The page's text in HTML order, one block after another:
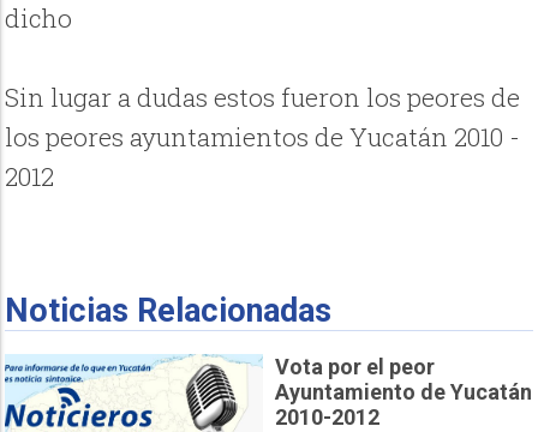
dicho
Sin lugar a dudas estos fueron los peores de
los peores ayuntamientos de Yucatán 2010 -
2012
Noticias Relacionadas
Vota por el peor
Ayuntamiento de Yucatán
2010-2012